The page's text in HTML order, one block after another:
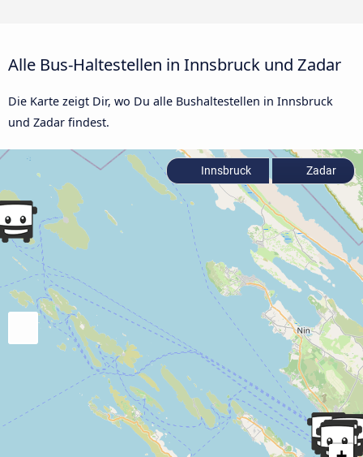
Alle Bus-Haltestellen in Innsbruck und Zadar
Die Karte zeigt Dir, wo Du alle Bushaltestellen in Innsbruck
und Zadar findest.
Innsbruck Zadar